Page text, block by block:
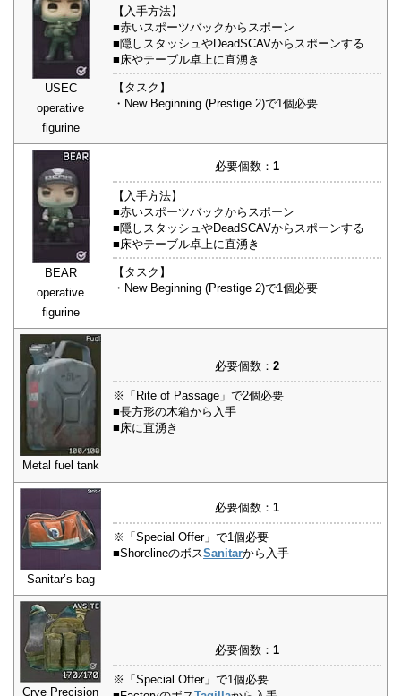
USEC
operative
figurine
【入手方法】
■赤いスポーツバックからスポーン
■隠しスタッシュやDeadSCAVからスポーンする
■床やテーブル卓上に直湧き
【タスク】
・New Beginning (Prestige 2)で1個必要
BEAR
operative
figurine
必要個数： 1
【入手方法】
■赤いスポーツバックからスポーン
■隠しスタッシュやDeadSCAVからスポーンする
■床やテーブル卓上に直湧き
【タスク】
・New Beginning (Prestige 2)で1個必要
Metal fuel tank
必要個数： 2
※「Rite of Passage」で2個必要
■長方形の木箱から入手
■床に直湧き
Sanitar’s bag
必要個数： 1
※「Special Offer」で1個必要
■ShorelineのボスSanitarから入手
Crye Precision
必要個数： 1
※「Special Offer」で1個必要